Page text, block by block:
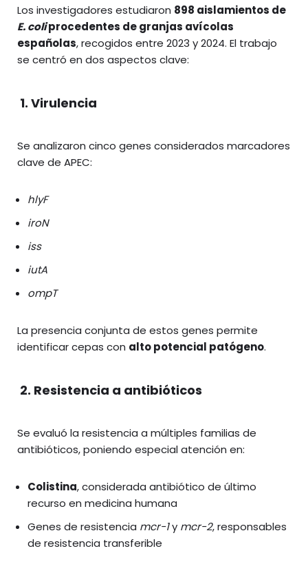
Los investigadores estudiaron 898 aislamientos de
E. coliprocedentes de granjas avícolas
españolas, recogidos entre 2023 y 2024. El trabajo
se centró en dos aspectos clave:
1. Virulencia
Se analizaron cinco genes considerados marcadores
clave de APEC:
hlyF
iroN
iss
iutA
ompT
La presencia conjunta de estos genes permite
identificar cepas con alto potencial patógeno.
2. Resistencia a antibióticos
Se evaluó la resistencia a múltiples familias de
antibióticos, poniendo especial atención en:
Colistina, considerada antibiótico de último
recurso en medicina humana
Genes de resistencia mcr-1y mcr-2, responsables
de resistencia transferible